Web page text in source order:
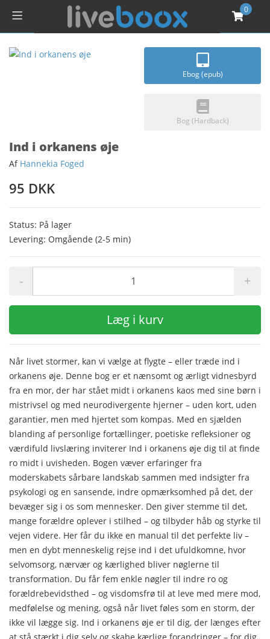
0
Ebog (epub)
Bog (Hardback)
Ind i orkanens øje
Af Hannekia Foged
95 DKK
Status: På lager
Levering: Omgående (2-5 min)
- +
Læg i kurv
Når livet stormer, kan vi vælge at flygte – eller træde ind i
orkanens øje. Denne bog er et nænsomt og ærligt vidnesbyrd
fra en mor, der har stået midt i orkanens kaos med sine børn i
mistrivsel og med neurodivergente hjerner – uden kort, uden
garantier, men med hjertet som kompas. Med en sjælden
blanding af personlige fortællinger, poetiske refleksioner og
værdifuld livslæring inviterer Ind i orkanens øje dig til at finde
ro midt i uvisheden. Bogen væver erfaringer fra
moderskabets sårbare landskab sammen med indsigter fra
psykologi og en sansende, indre opmærksomhed på det, der
bevæger sig i os som mennesker. Den giver stemme til det,
mange forældre oplever i stilhed – og tilbyder håb og styrke til
vejen videre. Her får du ikke en manual til det perfekte liv –
men en dybt menneskelig rejse ind i det ufuldkomne, hvor
selvomsorg, nærvær og kærlighed bliver nøglerne til
transformation. Du får fem enkle nøgler til indre ro og
forældrebevidsthed – og visdomsfrø til at leve med mere mod,
medfølelse og mening, også når livet føles som en storm, der
ikke vil lægge sig. Ind i orkanens øje er til dig, der længes efter